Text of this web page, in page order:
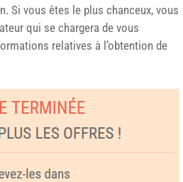
Si vous êtes le plus chanceux, vous
qui se chargera de vous
relatives à l’obtention de